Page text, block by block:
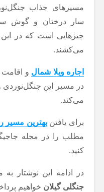
مسیرهای جذاب
سار درختان و گوش
چیزهایی است که در
می‌کشند.
اجاره ویلا شمال و
در مسیر این
می‌کند.
برای یافتنبهترین مسیر
مطلب را در مجله
کنید.
در ادامه این نوشتار
جنگلی گیلان خواهیم